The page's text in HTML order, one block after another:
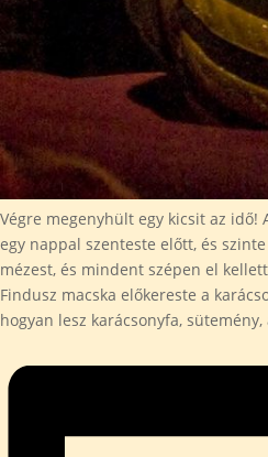
Végre megenyhült egy kicsit az
egy nappal szenteste előtt, és
mézest, és mindent szépen el
Findusz macska előkereste a
hogyan lesz karácsonyfa,